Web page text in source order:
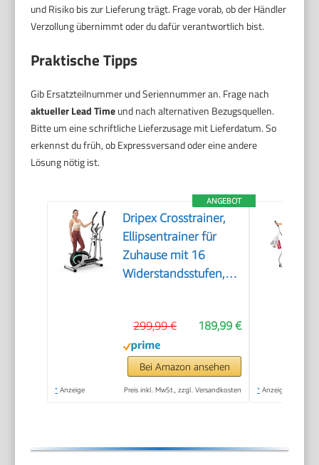
und Risiko bis zur Lieferung trägt. Frage vorab, ob der Händler
Verzollung übernimmt oder du dafür verantwortlich bist.
Praktische Tipps
Gib Ersatzteilnummer und Seriennummer an. Frage nach
aktueller Lead Timeund nach alternativen Bezugsquellen.
Bitte um eine schriftliche Lieferzusage mit Lieferdatum. So
erkennst du früh, ob Expressversand oder eine andere
Lösung nötig ist.
ANGEBOT
Dripex Crosstrainer,
Ellipsentrainer für
Zuhause mit 16
Widerstandsstufen,
Crosstrainer mit 6 kg
Schwungrad, LCD-
Monitor und
Pulsmessung
189,99 €
299,99 €
Bei Amazon ansehen
* Anzeige Preis inkl. MwSt., zzgl. Versandkosten * Anzeige